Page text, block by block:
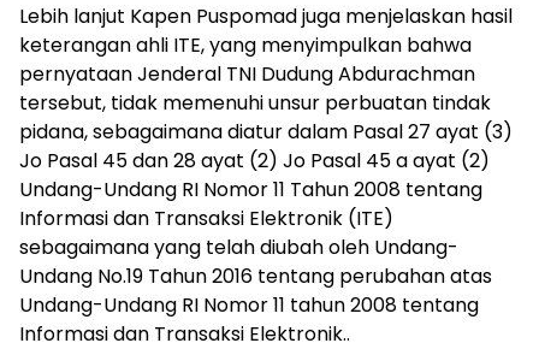
Lebih lanjut Kapen Puspomad juga menjelaskan hasil
keterangan ahli ITE, yang menyimpulkan bahwa
pernyataan Jenderal TNI Dudung Abdurachman
tersebut, tidak memenuhi unsur perbuatan tindak
pidana, sebagaimana diatur dalam Pasal 27 ayat (3)
Jo Pasal 45 dan 28 ayat (2) Jo Pasal 45 a ayat (2)
Undang-Undang RI Nomor 11 Tahun 2008 tentang
Informasi dan Transaksi Elektronik (ITE)
sebagaimana yang telah diubah oleh Undang-
Undang No.19 Tahun 2016 tentang perubahan atas
Undang-Undang RI Nomor 11 tahun 2008 tentang
Informasi dan Transaksi Elektronik..